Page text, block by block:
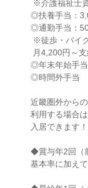
◎扶養手当：
◎通勤手当：
◎年末年始手当
◎時間外手当
近畿圏外から
利用する場合
入居できます！
◆賞与年2回（
基本率に加え